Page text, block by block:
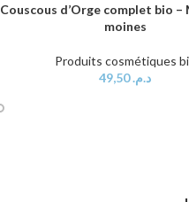
AJOUTER AU PANIER
Couscous d’Orge complet bio –
moines
Produits cosmétiques
د.م.49,50